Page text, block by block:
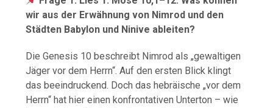
wir aus der Erwähnung von Nimrod und den
Städten Babylon und Ninive ableiten?
Die Genesis 10 beschreibt Nimrod als „gewaltigen
Jäger vor dem Herrn“. Auf den ersten Blick klingt
das beeindruckend. Doch das hebräische „vor dem
Herrn“ hat hier einen konfrontativen Unterton – wie